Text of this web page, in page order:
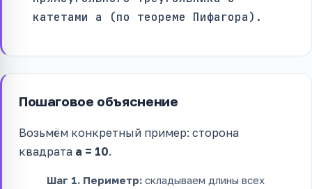
катетами a (по теореме Пифагора).
Пошаговое объяснение
Возьмём конкретный пример: сторона
квадрата a = 10.
Шаг 1. Периметр: складываем длины всех